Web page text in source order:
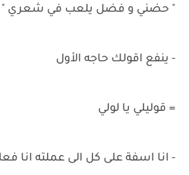
" حضني و فضل يلعب في شعري "
- ينفع اقولك حاجه الأول
= قوليلي يا لولي
- انا اسفة على كل الى عملته انا